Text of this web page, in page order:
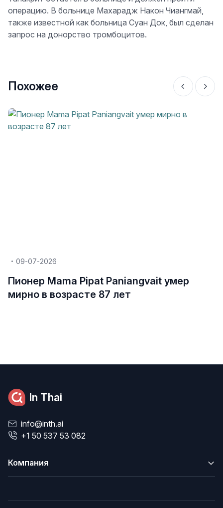
операцию. В больнице Махарадж Након Чиангмай,
также известной как больница Суан Док, был сделан
запрос на донорство тромбоцитов.
Похожее
09-07-2026
Пионер Mama Pipat Paniangvait умер
мирно в возрасте 87 лет
In Thai
info@inth.ai
+1 50 537 53 082
Компания